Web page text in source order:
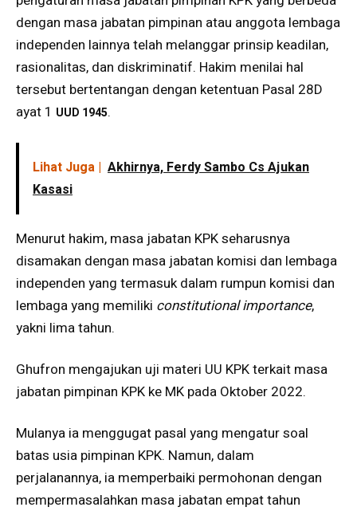
dengan masa jabatan pimpinan atau anggota lembaga
independen lainnya telah melanggar prinsip keadilan,
rasionalitas, dan diskriminatif. Hakim menilai hal
tersebut bertentangan dengan ketentuan Pasal 28D
ayat 1 UUD 1945.
Lihat Juga | Akhirnya, Ferdy Sambo Cs Ajukan
Kasasi
Menurut hakim, masa jabatan KPK seharusnya
disamakan dengan masa jabatan komisi dan lembaga
independen yang termasuk dalam rumpun komisi dan
lembaga yang memiliki constitutional importance,
yakni lima tahun.
Ghufron mengajukan uji materi UU KPK terkait masa
jabatan pimpinan KPK ke MK pada Oktober 2022.
Mulanya ia menggugat pasal yang mengatur soal
batas usia pimpinan KPK. Namun, dalam
perjalanannya, ia memperbaiki permohonan dengan
mempermasalahkan masa jabatan empat tahun